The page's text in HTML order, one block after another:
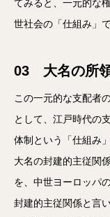
てみると、一元的な
世社会の「仕組み」
03 大名の所
この一元的な支配者
として、江戸時代の
体制という「仕組み
大名の封建的主従関
を、中世ヨーロッパ
封建的主従関係と言